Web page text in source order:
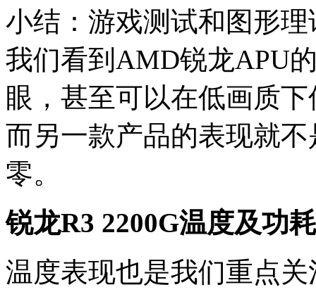
小结：游戏测试和图形
我们看到AMD锐龙APU
眼，甚至可以在低画质
而另一款产品的表现就
零。
锐龙R3 2200G温度及功
温度表现也是我们重点